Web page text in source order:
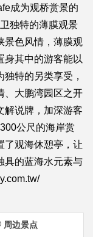
成为观桥赏景的
独特的薄膜观景
景色风情，薄膜观
身其中的游客能以
特的另类享受，
、大鹏湾园区之开
解说牌，加深游客
公尺的海岸赏
了观海休憩亭，让
具的蓝海水元素与
周边景点